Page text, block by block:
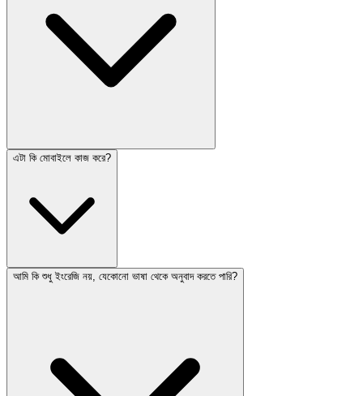
এটা কি মোবাইলে কাজ করে?
আমি কি শুধু ইংরেজি নয়, যেকোনো ভাষা থেকে অনুবাদ করতে পারি?